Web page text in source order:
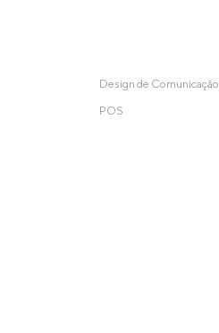
Design de Comunicação
POS